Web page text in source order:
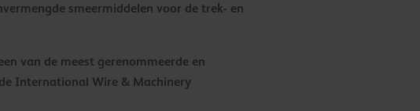
smeermiddelen voor de trek- en
van de meest gerenommeerde en
International Wire & Machinery